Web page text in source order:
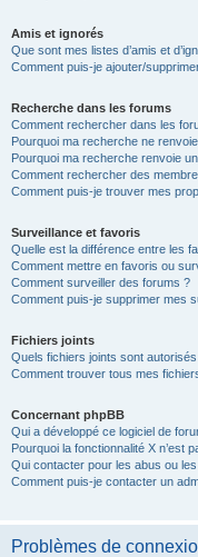
Amis et ignorés
Que sont mes listes d’amis et
Comment puis-je ajouter/
Recherche dans les forums
Comment rechercher dans les
Pourquoi ma recherche ne
Pourquoi ma recherche renvoie
Comment rechercher des
Comment puis-je trouver mes
Surveillance et favoris
Quelle est la différence entre les
Comment mettre en favoris ou
Comment surveiller des forums ?
Comment puis-je supprimer mes
Fichiers joints
Quels fichiers joints sont
Comment trouver tous mes
Concernant phpBB
Qui a développé ce logiciel de
Pourquoi la fonctionnalité X n’est
Qui contacter pour les abus ou
Comment puis-je contacter un
Problèmes de